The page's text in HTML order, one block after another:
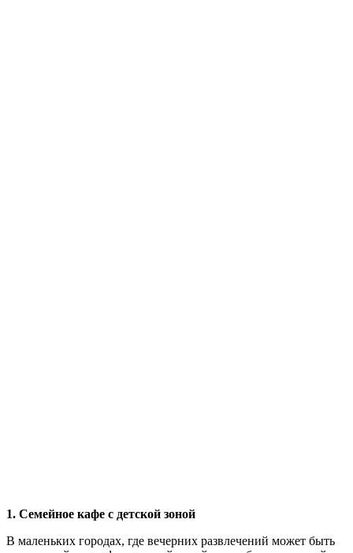
1. Семейное кафе с детской зоной
В маленьких городах, где вечерних развлечений может быть